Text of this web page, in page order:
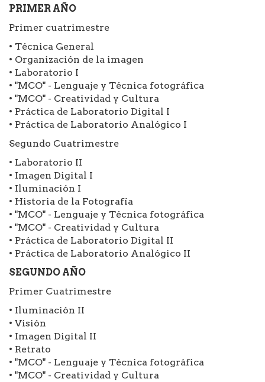
PRIMER AÑO
Primer cuatrimestre
• Técnica General
• Organización de la imagen
• Laboratorio I
• "MCO" - Lenguaje y Técnica fotográfica
• "MCO" - Creatividad y Cultura
• Práctica de Laboratorio Digital I
• Práctica de Laboratorio Analógico I
Segundo Cuatrimestre
• Laboratorio II
• Imagen Digital I
• Iluminación I
• Historia de la Fotografía
• "MCO" - Lenguaje y Técnica fotográfica
• "MCO" - Creatividad y Cultura
• Práctica de Laboratorio Digital II
• Práctica de Laboratorio Analógico II
SEGUNDO AÑO
Primer Cuatrimestre
• Iluminación II
• Visión
• Imagen Digital II
• Retrato
• "MCO" - Lenguaje y Técnica fotográfica
• "MCO" - Creatividad y Cultura